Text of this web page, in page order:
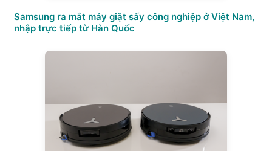
Samsung ra mắt máy giặt sấy công nghiệp ở Việt Nam,
nhập trực tiếp từ Hàn Quốc